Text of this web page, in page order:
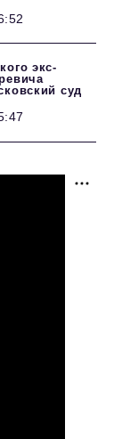
экс-
суд